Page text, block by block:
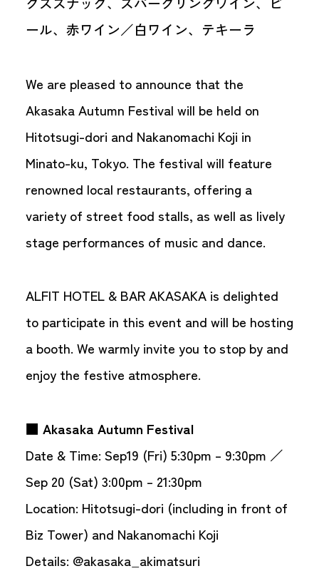
ール、赤ワイン／白ワイン、テキーラ
We are pleased to announce that the
Akasaka Autumn Festival will be held on
Hitotsugi-dori and Nakanomachi Koji in
Minato-ku, Tokyo. The festival will feature
renowned local restaurants, offering a
variety of street food stalls, as well as lively
stage performances of music and dance.
ALFIT HOTEL & BAR AKASAKA is delighted
to participate in this event and will be hosting
a booth. We warmly invite you to stop by and
enjoy the festive atmosphere.
■ Akasaka Autumn Festival
Date & Time: Sep19 (Fri) 5:30pm – 9:30pm ／
Sep 20 (Sat) 3:00pm – 21:30pm
Location: Hitotsugi-dori (including in front of
Biz Tower) and Nakanomachi Koji
Details: @akasaka_akimatsuri